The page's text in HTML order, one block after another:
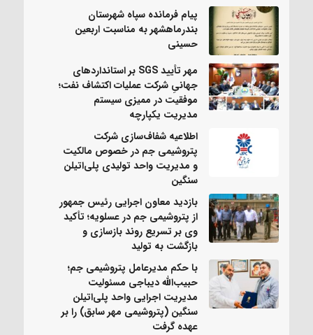
پیام فرمانده سپاه شهرستان
بندرماهشهر به مناسبت اربعین
حسینی
مهر تأیید SGS بر استانداردهای
جهانیِ شرکت عملیات اکتشاف نفت؛
موفقیت در ممیزی سیستم
مدیریت یکپارچه
اطلاعیه شفاف‌سازی شرکت
پتروشیمی جم در خصوص مالکیت
و مدیریت واحد تولیدی پلی‌اتیلن
سنگین
بازدید معاون اجرایی رئیس جمهور
از پتروشیمی جم در عسلویه؛ تأکید
وی بر تسریع روند بازسازی و
بازگشت به تولید
با حکم مدیرعامل پتروشیمی جم؛
حبیب‌الله دیباجی مسئولیت
مدیریت اجرایی واحد پلی‌اتیلن
سنگین (پتروشیمی مهر سابق) را بر
عهده گرفت